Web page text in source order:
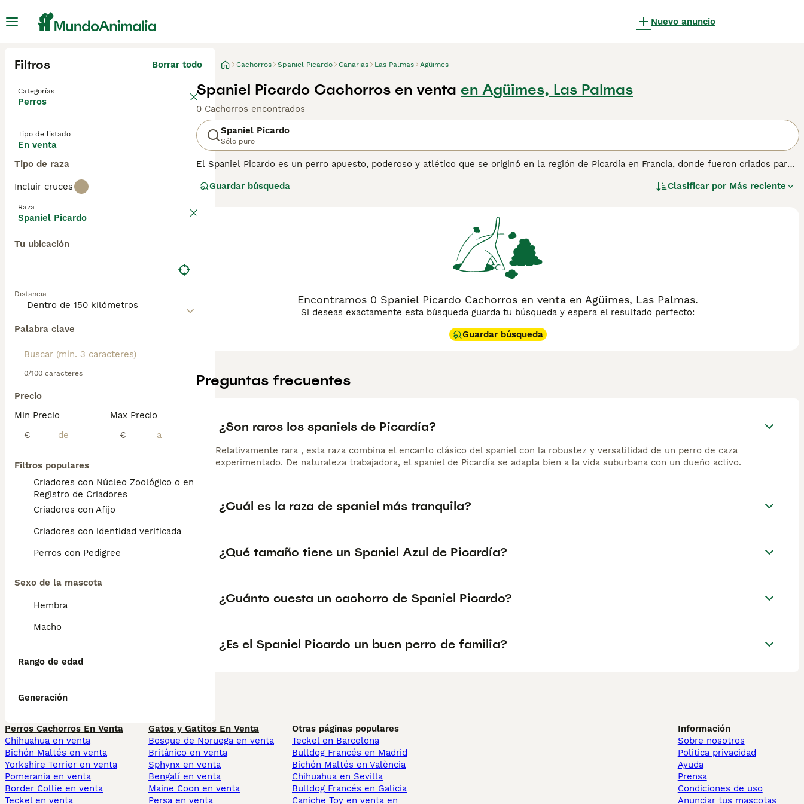
Nuevo anuncio
Filtros Borrar todo
Categorías
Perros
Tipo de listado
En venta
Tipo de raza
Incluir cruces
Raza
Spaniel Picardo
Tu ubicación
Distancia
Palabra clave
0/100 caracteres
Precio
Min Precio
€
Max Precio
€
Filtros populares
Criadores con Núcleo Zoológico o en el
Registro de Criadores
Criadores con Afijo
Criadores con identidad verificada
Perros con Pedigree
Sexo de la mascota
Hembra
Macho
Rango de edad
Generación
Cachorros Spaniel Picardo Canarias Las Palmas Agüimes
Spaniel Picardo Cachorros en venta en Agüimes, Las Palmas
0 Cachorros encontrados
Spaniel Picardo
Sólo puro
El Spaniel Picardo es un perro apuesto, poderoso y atlético que se originó en la región de Picardía en Francia, donde fueron criados para
campo, pero también son una opción popular como perros de compañía y de familia gracias a su naturaleza amistosa, tranquila y gentil.
Guardar búsqueda Clasificar por Más reciente
Encontramos 0 Spaniel Picardo Cachorros en venta en Agüimes, Las Palmas.
Si deseas exactamente esta búsqueda guarda tu búsqueda y espera el resultado perfecto:
Guardar búsqueda
Preguntas frecuentes
¿Son raros los spaniels de Picardía?
Relativamente rara , esta raza combina el encanto clásico del spaniel con la robustez y versatilidad de un perro de caza
experimentado. De naturaleza trabajadora, el spaniel de Picardía se adapta bien a la vida suburbana con un dueño activo.
¿Cuál es la raza de spaniel más tranquila?
¿Qué tamaño tiene un Spaniel Azul de Picardía?
¿Cuánto cuesta un cachorro de Spaniel Picardo?
¿Es el Spaniel Picardo un buen perro de familia?
Perros Cachorros En Venta
Chihuahua en venta
Bichón Maltés en venta
Yorkshire Terrier en venta
Pomerania en venta
Border Collie en venta
Teckel en venta
Gatos y Gatitos En Venta
Bosque de Noruega en venta
Británico en venta
Sphynx en venta
Bengalí en venta
Maine Coon en venta
Persa en venta
Otras páginas populares
Teckel en Barcelona
Bulldog Francés en Madrid
Bichón Maltés en València
Chihuahua en Sevilla
Bulldog Francés en Galicia
Caniche Toy en venta en
Información
Sobre nosotros
Politica privacidad
Ayuda
Prensa
Condiciones de uso
Anunciar tus mascotas